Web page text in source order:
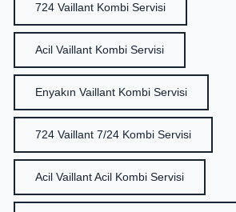
724 Vaillant Kombi Servisi
Acil Vaillant Kombi Servisi
Enyakın Vaillant Kombi Servisi
724 Vaillant 7/24 Kombi Servisi
Acil Vaillant Acil Kombi Servisi